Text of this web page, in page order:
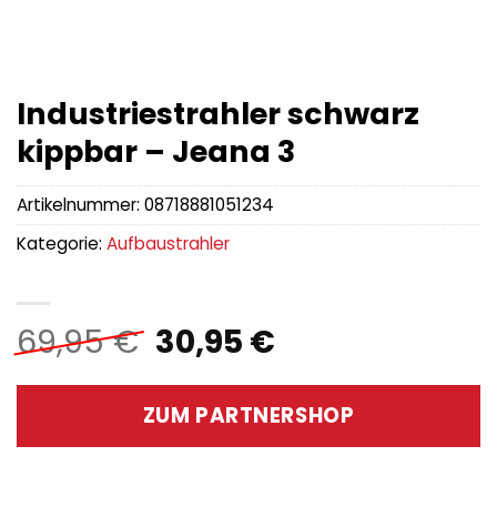
Industriestrahler schwarz
kippbar – Jeana 3
69,95€ Ursprünglicher
Preis
war:
69,95 €
30,95 €Aktueller
ist:
30,95 €.
ZUM PARTNERSHOP
Artikelnummer: 08718881051234
Kategorie: Aufbaustrahler